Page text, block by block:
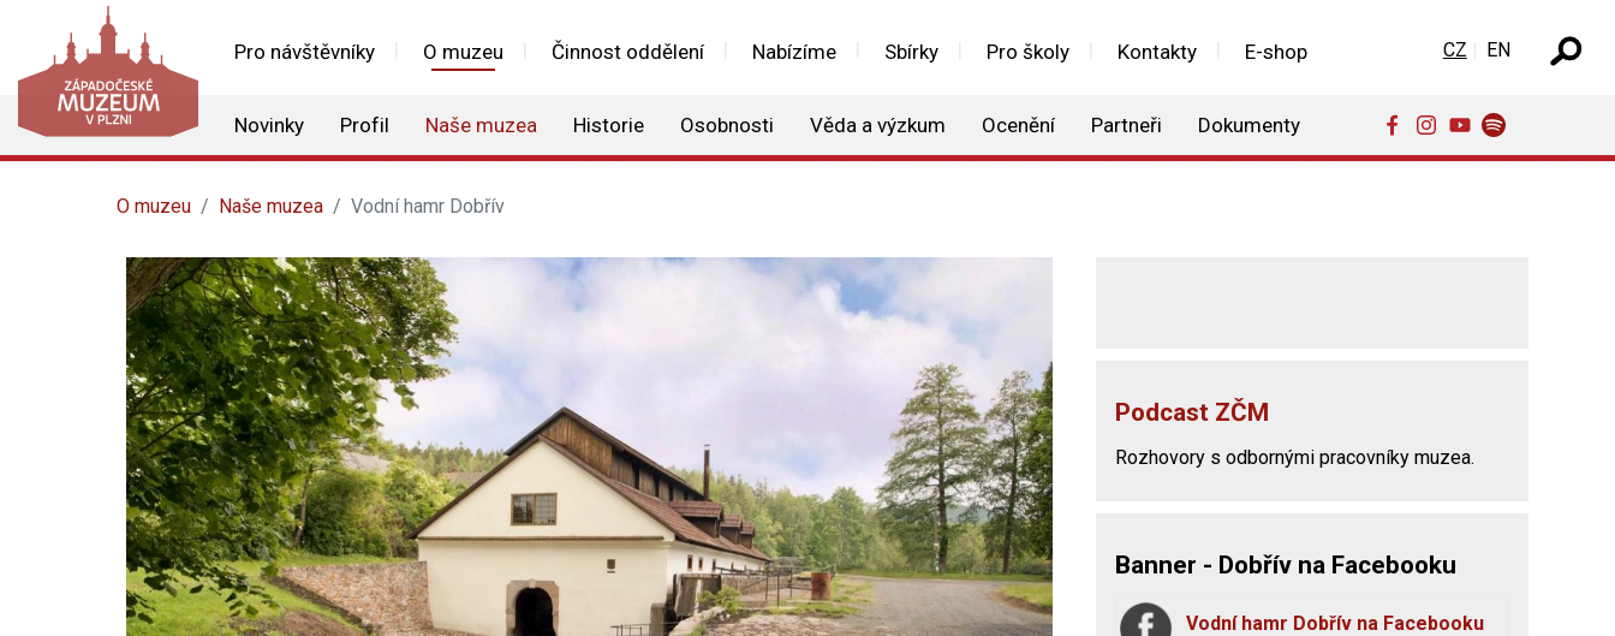
Pro návštěvníky O muzeu Činnost oddělení Nabízíme Sbírky Pro školy Kontakty E-shop
Novinky Profil Naše muzea Historie Osobnosti Věda a výzkum Ocenění Partneři Dokumenty
Zvolte jazyk
CZ EN
O muzeu Naše muzea Vodní hamr Dobřív
Podcast ZČM
Rozhovory s odbornými pracovníky muzea.
Banner - Dobřív na Facebooku
Vodní hamr Dobřív na Facebooku